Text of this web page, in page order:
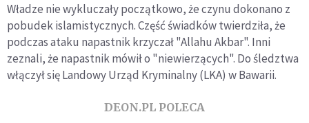
Władze nie wykluczały początkowo, że czynu dokonano z
pobudek islamistycznych. Część świadków twierdziła, że
podczas ataku napastnik krzyczał "Allahu Akbar". Inni
zeznali, że napastnik mówił o "niewierzących". Do śledztwa
włączył się Landowy Urząd Kryminalny (LKA) w Bawarii.
DEON.PL POLECA